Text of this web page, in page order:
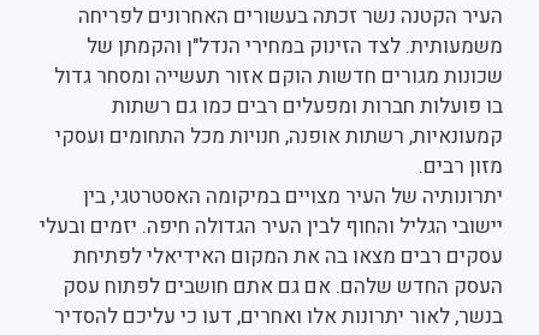
העיר הקטנה נשר זכתה בעשורים האחרונים לפריחה
משמעותית. לצד הזינוק במחירי הנדל"ן והקמתן של
שכונות מגורים חדשות הוקם אזור תעשייה ומסחר גדול
בו פועלות חברות ומפעלים רבים כמו גם רשתות
קמעונאיות, רשתות אופנה, חנויות מכל התחומים ועסקי
מזון רבים.
יתרונותיה של העיר מצויים במיקומה האסטרטגי, בין
יישובי הגליל והחוף לבין העיר הגדולה חיפה. יזמים ובעלי
עסקים רבים מצאו בה את המקום האידיאלי לפתיחת
העסק החדש שלהם. אם גם אתם חושבים לפתוח עסק
בנשר, לאור יתרונות אלו ואחרים, דעו כי עליכם להסדיר